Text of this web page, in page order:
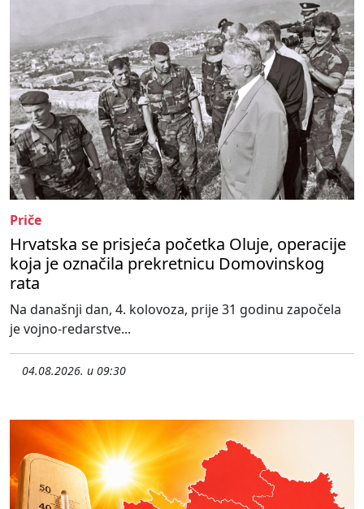
Priče
Hrvatska se prisjeća početka Oluje, operacije
koja je označila prekretnicu Domovinskog
rata
Na današnji dan, 4. kolovoza, prije 31 godinu započela
je vojno-redarstve...
04.08.2026. u 09:30